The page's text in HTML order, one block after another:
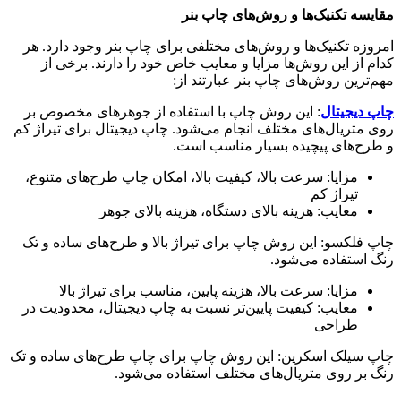
مقایسه تکنیک‌ها و روش‌های چاپ بنر
امروزه تکنیک‌ها و روش‌های مختلفی برای چاپ بنر وجود دارد. هر
کدام از این روش‌ها مزایا و معایب خاص خود را دارند. برخی از
مهم‌ترین روش‌های چاپ بنر عبارتند از :
چاپ دیجیتال: این روش چاپ با استفاده از جوهرهای مخصوص بر
روی متریال‌های مختلف انجام می‌شود. چاپ دیجیتال برای تیراژ کم
و طرح‌های پیچیده بسیار مناسب است.
مزایا: سرعت بالا، کیفیت بالا، امکان چاپ طرح‌های متنوع،
تیراژ کم
معایب: هزینه بالای دستگاه، هزینه بالای جوهر
چاپ فلکسو: این روش چاپ برای تیراژ بالا و طرح‌های ساده و تک
رنگ استفاده می‌شود.
مزایا: سرعت بالا، هزینه پایین، مناسب برای تیراژ بالا
معایب: کیفیت پایین‌تر نسبت به چاپ دیجیتال، محدودیت در
طراحی
چاپ سیلک اسکرین: این روش چاپ برای چاپ طرح‌های ساده و تک
رنگ بر روی متریال‌های مختلف استفاده می‌شود.